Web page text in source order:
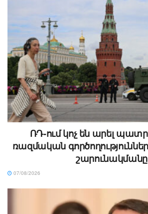
ՌԴ-ում կոչ են արել
ռազմական
շարունակմանը
07/08/2026